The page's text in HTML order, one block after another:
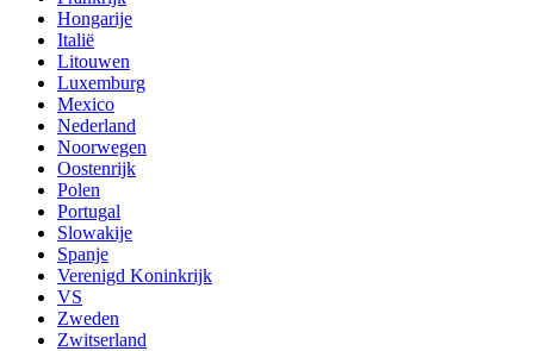
Hongarije
Italië
Litouwen
Luxemburg
Mexico
Nederland
Noorwegen
Oostenrijk
Polen
Portugal
Slowakije
Spanje
Verenigd Koninkrijk
VS
Zweden
Zwitserland